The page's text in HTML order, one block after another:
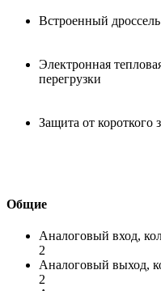
Встроенный
Электронная
перегрузки
Защита от короткого
Общие
Аналоговый вход,
2
Аналоговый выход,
2